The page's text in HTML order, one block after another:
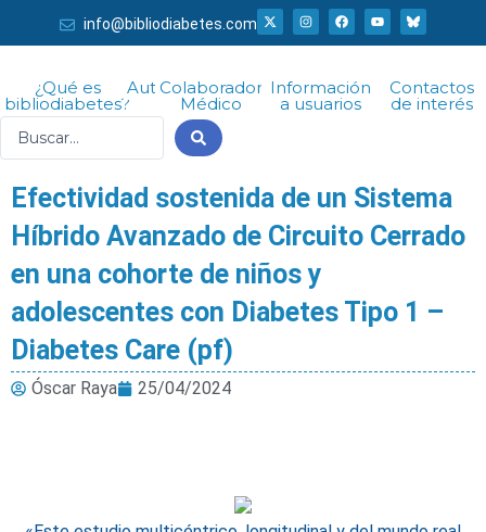
al
info@bibliodiabetes.com
X
-
t
t
t
I
n
s
r
a
F
a
c
o
o
k
Y
o
u
¿Qué es
bibliodiabetes?
AutorColaborador
Médico
Información
a usuarios
Contactos
de interés
Efectividad sostenida de un Sistema
Híbrido Avanzado de Circuito Cerrado
en una cohorte de niños y
adolescentes con Diabetes Tipo 1 –
Diabetes Care (pf)
Óscar Raya 25/04/2024